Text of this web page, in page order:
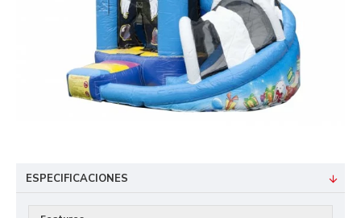
ESPECIFICACIONES